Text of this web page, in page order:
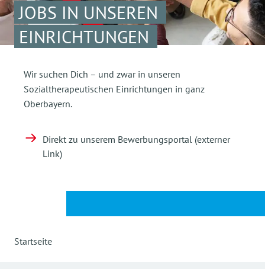
JOBS IN UNSEREN
EINRICHTUNGEN
Wir suchen Dich – und zwar in unseren
Sozialtherapeutischen Einrichtungen in ganz
Oberbayern.
Direkt zu unserem Bewerbungsportal (externer
Link)
Startseite